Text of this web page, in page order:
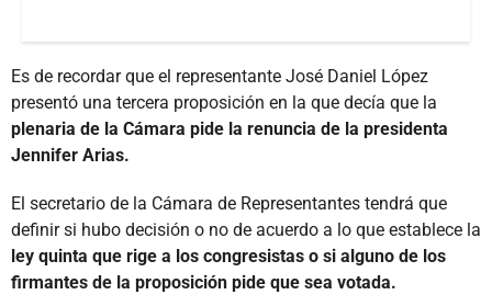
Es de recordar que el representante José Daniel López
presentó una tercera proposición en la que decía que la
plenaria de la Cámara pide la renuncia de la presidenta
Jennifer Arias.
El secretario de la Cámara de Representantes tendrá que
definir si hubo decisión o no de acuerdo a lo que establece la
ley quinta que rige a los congresistas o si alguno de los
firmantes de la proposición pide que sea votada.